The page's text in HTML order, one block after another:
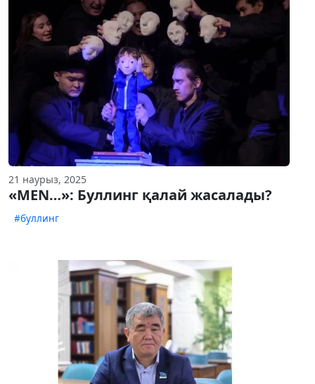
21 наурыз, 2025
«MEN…»: Буллинг қалай жасалады?
#буллинг